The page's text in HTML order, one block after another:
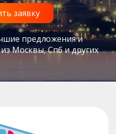
предложения и
Москвы, Спб и других